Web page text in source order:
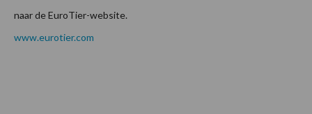
naar de EuroTier-website.
www.eurotier.com